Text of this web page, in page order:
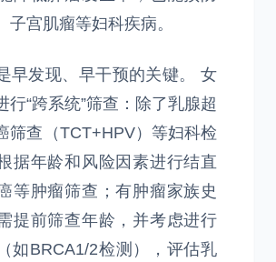
子宫肌瘤等妇科疾病。
早发现、早干预的关键。 女
行“跨系统”筛查：除了乳腺超
筛查（TCT+HPV）等妇科检
据年龄和风险因素进行结直
等肿瘤筛查；有肿瘤家族史
提前筛查年龄，并考虑进行
如BRCA1/2检测），评估乳